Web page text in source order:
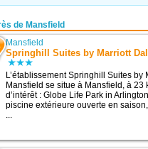
de Mansfield
Mansfield
Springhill Suites by Marriott
L’établissement Springhill Suites by
Mansfield se situe à Mansfield, à 23
d’intérêt : Globe Life Park in
piscine extérieure ouverte en